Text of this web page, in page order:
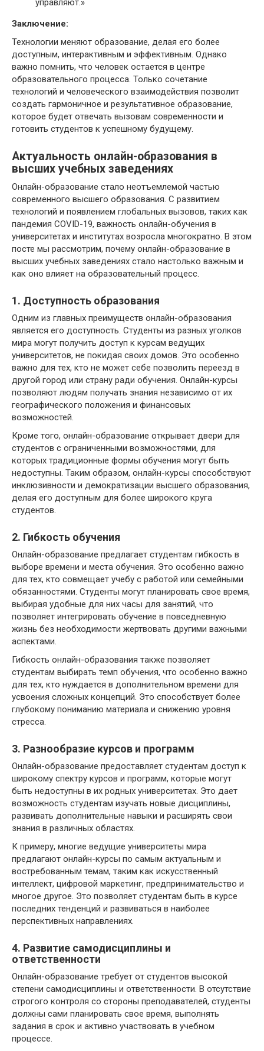
управляют.»
Заключение:
Технологии меняют образование, делая его более
доступным, интерактивным и эффективным. Однако
важно помнить, что человек остается в центре
образовательного процесса. Только сочетание
технологий и человеческого взаимодействия позволит
создать гармоничное и результативное образование,
которое будет отвечать вызовам современности и
готовить студентов к успешному будущему.
Актуальность онлайн-образования в
высших учебных заведениях
Онлайн-образование стало неотъемлемой частью
современного высшего образования. С развитием
технологий и появлением глобальных вызовов, таких как
пандемия COVID-19, важность онлайн-обучения в
университетах и институтах возросла многократно. В этом
посте мы рассмотрим, почему онлайн-образование в
высших учебных заведениях стало настолько важным и
как оно влияет на образовательный процесс.
1. Доступность образования
Одним из главных преимуществ онлайн-образования
является его доступность. Студенты из разных уголков
мира могут получить доступ к курсам ведущих
университетов, не покидая своих домов. Это особенно
важно для тех, кто не может себе позволить переезд в
другой город или страну ради обучения. Онлайн-курсы
позволяют людям получать знания независимо от их
географического положения и финансовых
возможностей.
Кроме того, онлайн-образование открывает двери для
студентов с ограниченными возможностями, для
которых традиционные формы обучения могут быть
недоступны. Таким образом, онлайн-курсы способствуют
инклюзивности и демократизации высшего образования,
делая его доступным для более широкого круга
студентов.
2. Гибкость обучения
Онлайн-образование предлагает студентам гибкость в
выборе времени и места обучения. Это особенно важно
для тех, кто совмещает учебу с работой или семейными
обязанностями. Студенты могут планировать свое время,
выбирая удобные для них часы для занятий, что
позволяет интегрировать обучение в повседневную
жизнь без необходимости жертвовать другими важными
аспектами.
Гибкость онлайн-образования также позволяет
студентам выбирать темп обучения, что особенно важно
для тех, кто нуждается в дополнительном времени для
усвоения сложных концепций. Это способствует более
глубокому пониманию материала и снижению уровня
стресса.
3. Разнообразие курсов и программ
Онлайн-образование предоставляет студентам доступ к
широкому спектру курсов и программ, которые могут
быть недоступны в их родных университетах. Это дает
возможность студентам изучать новые дисциплины,
развивать дополнительные навыки и расширять свои
знания в различных областях.
К примеру, многие ведущие университеты мира
предлагают онлайн-курсы по самым актуальным и
востребованным темам, таким как искусственный
интеллект, цифровой маркетинг, предпринимательство и
многое другое. Это позволяет студентам быть в курсе
последних тенденций и развиваться в наиболее
перспективных направлениях.
4. Развитие самодисциплины и
ответственности
Онлайн-образование требует от студентов высокой
степени самодисциплины и ответственности. В отсутствие
строгого контроля со стороны преподавателей, студенты
должны сами планировать свое время, выполнять
задания в срок и активно участвовать в учебном
процессе.